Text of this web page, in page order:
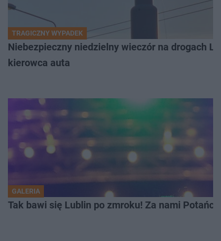
TRAGICZNY WYPADEK
Niebezpieczny niedzielny wieczór na drogach
kierowca auta
GALERIA
Tak bawi się Lublin po zmroku! Za nami